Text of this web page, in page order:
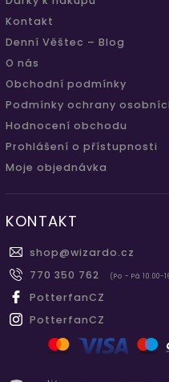
Kontakt
Denní Věštec – Blog
O nás
Obchodní podmínky
Podmínky ochrany
Hodnocení obchodu
Prohlášení o přístupnosti
Moje objednávka
KONTAKT
shop@wizardo.cz
770 350 762
(Po - Pá 10.00-
PotterfanCZ
PotterfanCZ